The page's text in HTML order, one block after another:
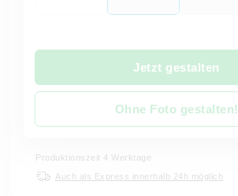
Jetzt gestalten
Ohne Foto gestalten!
Produktionszeit 4 Werktage
Auch als Express innerhalb 24h möglich